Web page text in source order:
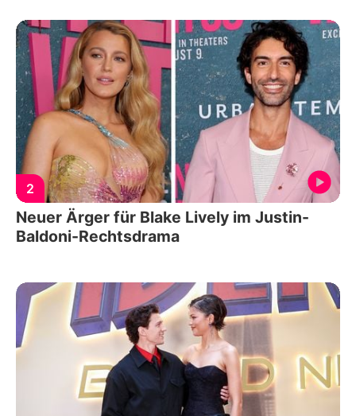
2
Neuer Ärger für Blake Lively im Justin-
Baldoni-Rechtsdrama